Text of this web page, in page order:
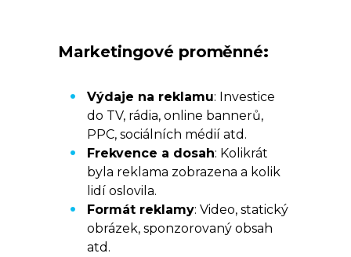
Marketingové proměnné:
Výdaje na reklamu: Investice
do TV, rádia, online bannerů,
PPC, sociálních médií atd.
Frekvence a dosah: Kolikrát
byla reklama zobrazena a kolik
lidí oslovila.
Formát reklamy: Video, statický
obrázek, sponzorovaný obsah
atd.